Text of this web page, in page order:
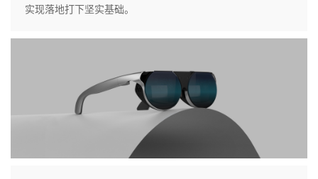
实现落地打下坚实基础。